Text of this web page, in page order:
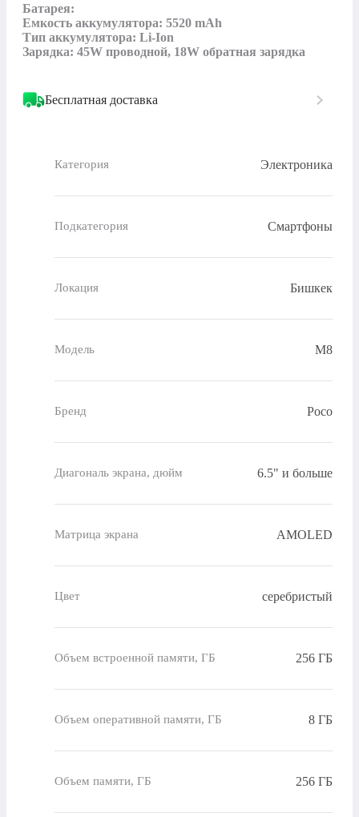
Батарея:
Емкость аккумулятора: 5520 mAh
Тип аккумулятора: Li-Ion
Зарядка: 45W проводной, 18W обратная зарядка
Бесплатная доставка
Категория Электроника
Подкатегория Смартфоны
Локация Бишкек
Модель M8
Бренд Poco
Диагональ экрана, дюйм 6.5" и больше
Матрица экрана AMOLED
Цвет серебристый
Объем встроенной памяти, ГБ 256 ГБ
Объем оперативной памяти, ГБ 8 ГБ
Объем памяти, ГБ 256 ГБ